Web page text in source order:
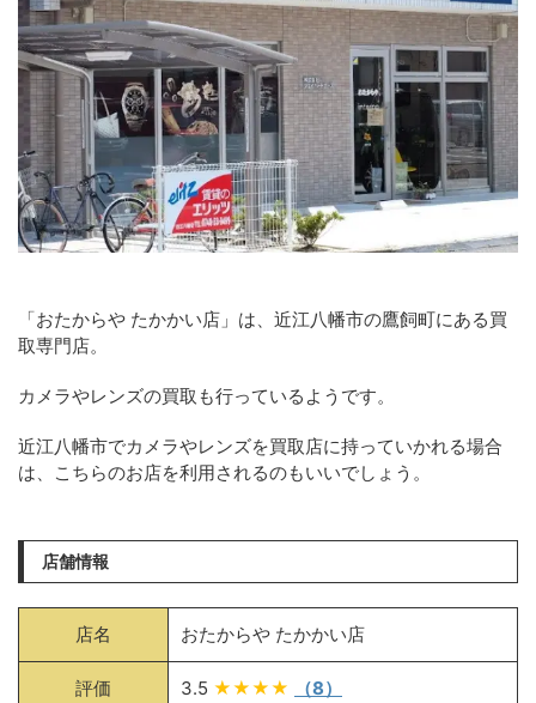
「おたからや たかかい店」は、近江八幡市の鷹飼町にある買
取専門店。
カメラやレンズの買取も行っているようです。
近江八幡市でカメラやレンズを買取店に持っていかれる場合
は、こちらのお店を利用されるのもいいでしょう。
店舗情報
店名 おたからや たかかい店
評価 3.5 ★★★★ （8）